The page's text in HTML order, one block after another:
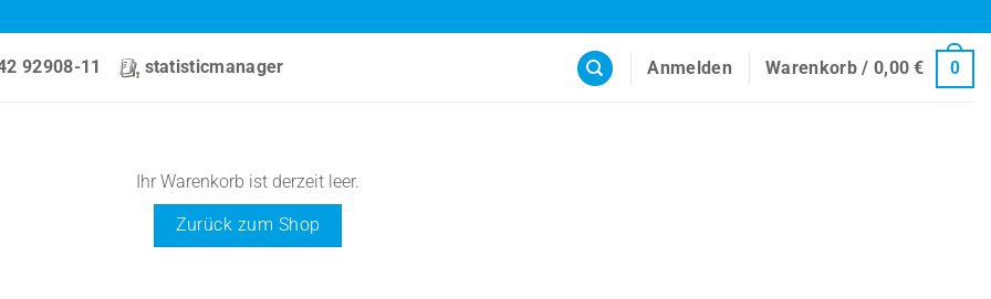
92908-11 statisticmanager Anmelden Warenkorb / 0,00€ 0
Ihr Warenkorb ist derzeit leer.
Zurück zum Shop